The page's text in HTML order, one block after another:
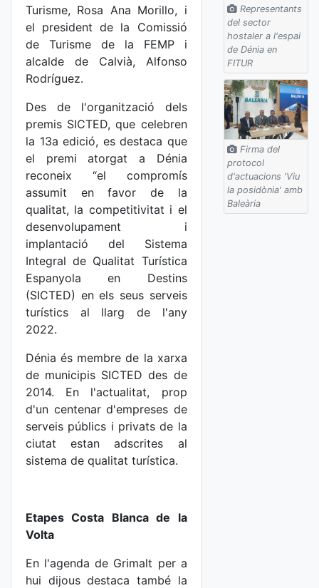
Turisme, Rosa Ana Morillo, i
el president de la Comissió
de Turisme de la FEMP i
alcalde de Calvià, Alfonso
Rodríguez.
Des de l'organització dels
premis SICTED, que celebren
la 13a edició, es destaca que
el premi atorgat a Dénia
reconeix “el compromís
assumit en favor de la
qualitat, la competitivitat i el
desenvolupament i
implantació del Sistema
Integral de Qualitat Turística
Espanyola en Destins
(SICTED) en els seus serveis
turístics al llarg de l'any
2022.
Dénia és membre de la xarxa
de municipis SICTED des de
2014. En l'actualitat, prop
d'un centenar d'empreses de
serveis públics i privats de la
ciutat estan adscrites al
sistema de qualitat turística.
Etapes Costa Blanca de la
Volta
En l'agenda de Grimalt per a
hui dijous destaca també la
Representants
del sector
hostaler a l'espai
de Dénia en
FITUR
Firma del
protocol
d'actuacions 'Viu
la posidònia' amb
Baleària